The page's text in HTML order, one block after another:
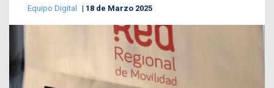
Equipo Digital 18 de Marzo 2025